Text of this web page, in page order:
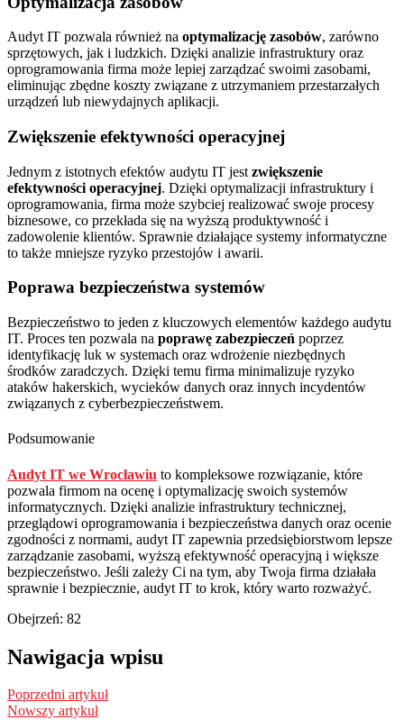
Audyt IT pozwala również na optymalizację zasobów, zarówno
sprzętowych, jak i ludzkich. Dzięki analizie infrastruktury oraz
oprogramowania firma może lepiej zarządzać swoimi zasobami,
eliminując zbędne koszty związane z utrzymaniem przestarzałych
urządzeń lub niewydajnych aplikacji.
Zwiększenie efektywności operacyjnej
Jednym z istotnych efektów audytu IT jest zwiększenie
efektywności operacyjnej. Dzięki optymalizacji infrastruktury i
oprogramowania, firma może szybciej realizować swoje procesy
biznesowe, co przekłada się na wyższą produktywność i
zadowolenie klientów. Sprawnie działające systemy informatyczne
to także mniejsze ryzyko przestojów i awarii.
Poprawa bezpieczeństwa systemów
Bezpieczeństwo to jeden z kluczowych elementów każdego audytu
IT. Proces ten pozwala na poprawę zabezpieczeń poprzez
identyfikację luk w systemach oraz wdrożenie niezbędnych
środków zaradczych. Dzięki temu firma minimalizuje ryzyko
ataków hakerskich, wycieków danych oraz innych incydentów
związanych z cyberbezpieczeństwem.
Podsumowanie
Audyt IT we Wrocławiu to kompleksowe rozwiązanie, które
pozwala firmom na ocenę i optymalizację swoich systemów
informatycznych. Dzięki analizie infrastruktury technicznej,
przeglądowi oprogramowania i bezpieczeństwa danych oraz ocenie
zgodności z normami, audyt IT zapewnia przedsiębiorstwom lepsze
zarządzanie zasobami, wyższą efektywność operacyjną i większe
bezpieczeństwo. Jeśli zależy Ci na tym, aby Twoja firma działała
sprawnie i bezpiecznie, audyt IT to krok, który warto rozważyć.
Obejrzeń: 82
Nawigacja wpisu
Poprzedni artykuł
Nowszy artykuł